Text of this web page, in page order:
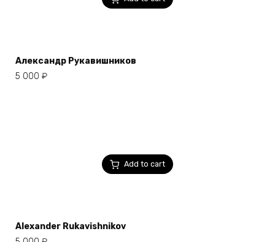
Александр Рукавишников
5 000 ₽
Add to cart
Alexander Rukavishnikov